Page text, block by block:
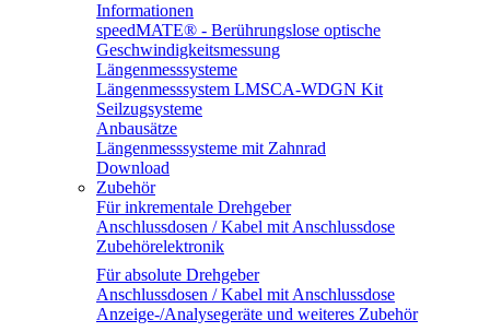
Informationen
speedMATE® - Berührungslose optische
Geschwindigkeitsmessung
Längenmesssysteme
Längenmesssystem LMSCA-WDGN Kit
Seilzugsysteme
Anbausätze
Längenmesssysteme mit Zahnrad
Download
Zubehör
Für inkrementale Drehgeber
Anschlussdosen / Kabel mit Anschlussdose
Zubehörelektronik
Für absolute Drehgeber
Anschlussdosen / Kabel mit Anschlussdose
Anzeige-/Analysegeräte und weiteres Zubehör